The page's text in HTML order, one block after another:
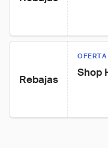
Rebajas
OFERTA
Shop